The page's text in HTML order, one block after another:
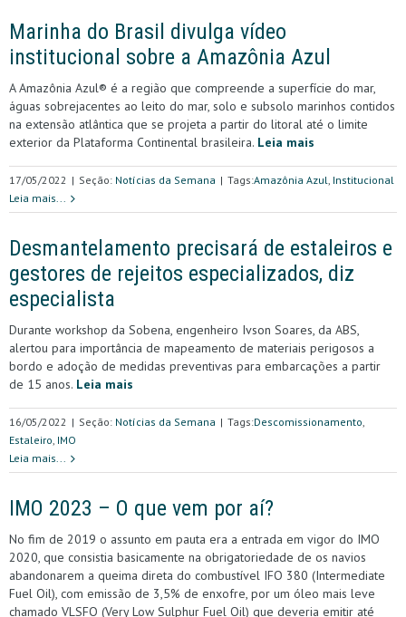
Marinha do Brasil divulga vídeo
institucional sobre a Amazônia Azul
A Amazônia Azul®️ é a região que compreende a superfície do mar,
águas sobrejacentes ao leito do mar, solo e subsolo marinhos contidos
na extensão atlântica que se projeta a partir do litoral até o limite
exterior da Plataforma Continental brasileira. Leia mais
17/05/2022 | Seção: Notícias da Semana | Tags:Amazônia Azul, Institucional
Leia mais...
Desmantelamento precisará de estaleiros e
gestores de rejeitos especializados, diz
especialista
Durante workshop da Sobena, engenheiro Ivson Soares, da ABS,
alertou para importância de mapeamento de materiais perigosos a
bordo e adoção de medidas preventivas para embarcações a partir
de 15 anos. Leia mais
16/05/2022 | Seção: Notícias da Semana | Tags:Descomissionamento,
Estaleiro, IMO
Leia mais...
IMO 2023 – O que vem por aí?
No fim de 2019 o assunto em pauta era a entrada em vigor do IMO
2020, que consistia basicamente na obrigatoriedade de os navios
abandonarem a queima direta do combustível IFO 380 (Intermediate
Fuel Oil), com emissão de 3,5% de enxofre, por um óleo mais leve
chamado VLSFO (Very Low Sulphur Fuel Oil) que deveria emitir até